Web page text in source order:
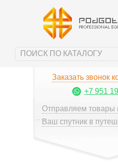
Заказать звонок
+7 951
Отправляем товары
Ваш спутник в